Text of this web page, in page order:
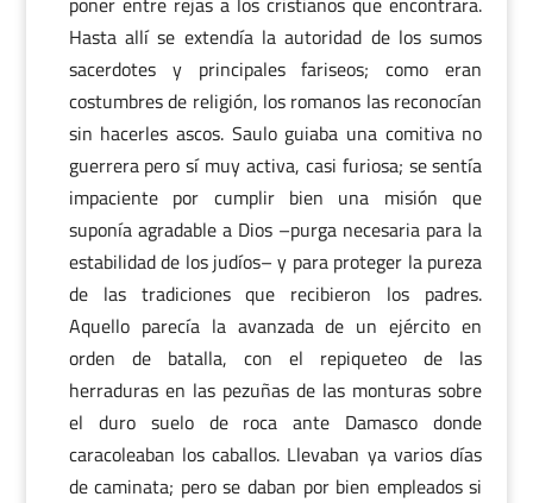
Hasta allí se extendía la autoridad de los sumos
sacerdotes y principales fariseos; como eran
costumbres de religión, los romanos las reconocían
sin hacerles ascos. Saulo guiaba una comitiva no
guerrera pero sí muy activa, casi furiosa; se sentía
impaciente por cumplir bien una misión que
suponía agradable a Dios –purga necesaria para la
estabilidad de los judíos– y para proteger la pureza
de las tradiciones que recibieron los padres.
Aquello parecía la avanzada de un ejército en
orden de batalla, con el repiqueteo de las
herraduras en las pezuñas de las monturas sobre
el duro suelo de roca ante Damasco donde
caracoleaban los caballos. Llevaban ya varios días
de caminata; pero se daban por bien empleados si